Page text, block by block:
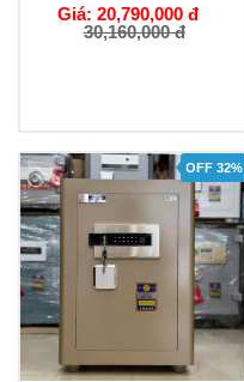
Giá: 20,790,000 đ
30,160,000 đ
OFF 32%